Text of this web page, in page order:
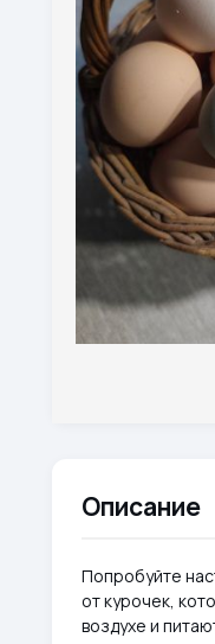
Описание
Попробуйте
от курочек,
воздухе и